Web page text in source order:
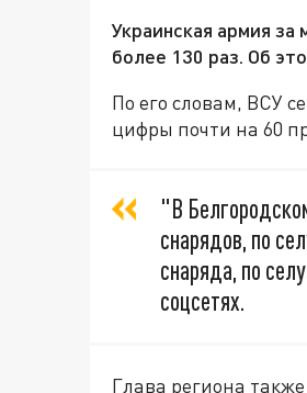
Украинская армия
более 130 раз. Об
По его словам, ВСУ
цифры почти на 60
"В
снарядов, по
снаряда, по
соцсетях.
Глава региона